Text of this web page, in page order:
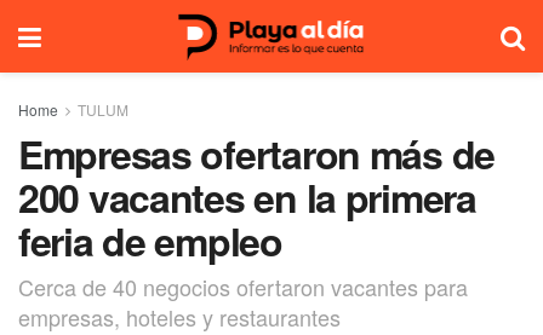
Home TULUM
Empresas ofertaron más de
200 vacantes en la primera
feria de empleo
Cerca de 40 negocios ofertaron vacantes para
empresas, hoteles y restaurantes